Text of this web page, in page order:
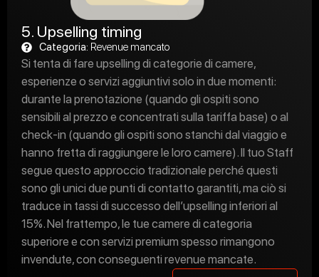
5. Upselling timing
Categoria: Revenue mancato
Si tenta di fare upselling di categorie di camere,
esperienze o servizi aggiuntivi solo in due momenti:
durante la prenotazione (quando gli ospiti sono
sensibili al prezzo e concentrati sulla tariffa base) o al
check-in (quando gli ospiti sono stanchi dal viaggio e
hanno fretta di raggiungere le loro camere). Il tuo Staff
segue questo approccio tradizionale perché questi
sono gli unici due punti di contatto garantiti, ma ciò si
traduce in tassi di successo dell’upselling inferiori al
15%. Nel frattempo, le tue camere di categoria
superiore e con servizi premium spesso rimangono
invendute, con conseguenti revenue mancate.